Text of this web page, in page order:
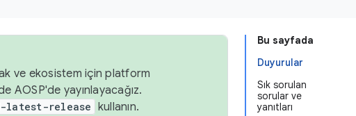
Bu sayfada
Duyurular
Sık sorulan
sorular ve
yanıtları
ve ekosistem için platform
AOSP'de yayınlayacağız.
latest-release kullanın.